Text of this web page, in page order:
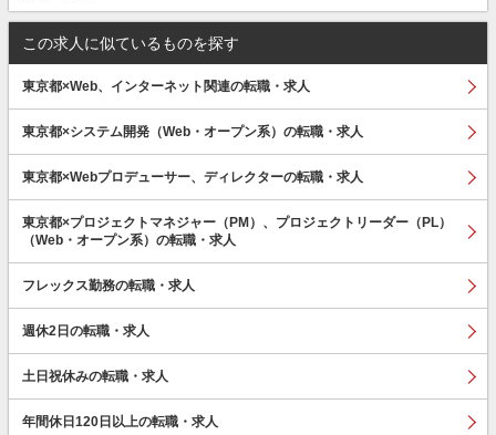
この求人に似ているものを探す
東京都×Web、インターネット関連の転職・求人
東京都×システム開発（Web・オープン系）の転職・求人
東京都×Webプロデューサー、ディレクターの転職・求人
東京都×プロジェクトマネジャー（PM）、プロジェクトリーダー（PL）
（Web・オープン系）の転職・求人
フレックス勤務の転職・求人
週休2日の転職・求人
土日祝休みの転職・求人
年間休日120日以上の転職・求人